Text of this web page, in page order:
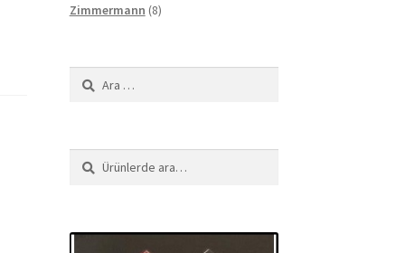
Zimmermann 88
Arama:
Ara:
Ara